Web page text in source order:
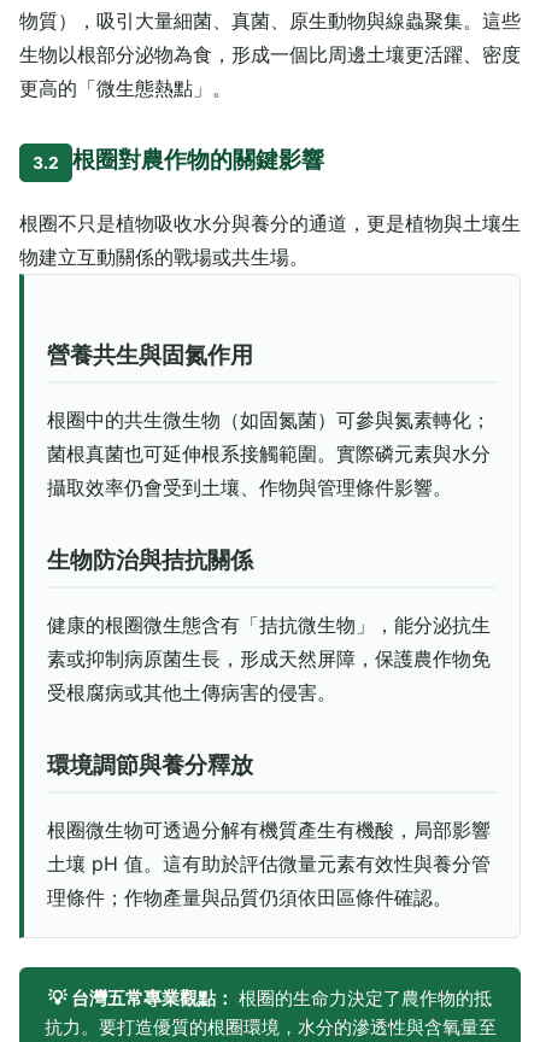
物質），吸引大量細菌、真菌、原生動物與線蟲聚集。這些
生物以根部分泌物為食，形成一個比周邊土壤更活躍、密度
更高的「微生態熱點」。
3.2 根圈對農作物的關鍵影響
根圈不只是植物吸收水分與養分的通道，更是植物與土壤生
物建立互動關係的戰場或共生場。
營養共生與固氮作用
根圈中的共生微生物（如固氮菌）可參與氮素轉化；
菌根真菌也可延伸根系接觸範圍。實際磷元素與水分
攝取效率仍會受到土壤、作物與管理條件影響。
生物防治與拮抗關係
健康的根圈微生態含有「拮抗微生物」，能分泌抗生
素或抑制病原菌生長，形成天然屏障，保護農作物免
受根腐病或其他土傳病害的侵害。
環境調節與養分釋放
根圈微生物可透過分解有機質產生有機酸，局部影響
土壤 pH 值。這有助於評估微量元素有效性與養分管
理條件；作物產量與品質仍須依田區條件確認。
💡 台灣五常專業觀點： 根圈的生命力決定了農作物的抵
抗力。要打造優質的根圈環境，水分的滲透性與含氧量至